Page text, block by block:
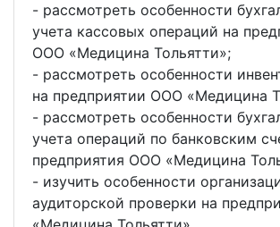
- рассмотреть особенности
учета кассовых операций на
ООО «Медицина Тольятти»;
- рассмотреть особенности
на предприятии ООО «Медицина
- рассмотреть особенности
учета операций по банковским
предприятия ООО «Медицина
- изучить особенности
аудиторской проверки на